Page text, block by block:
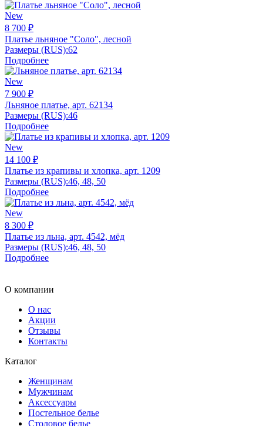
New
8 700 ₽
Платье льняное "Соло", лесной
Размеры (RUS):62
Подробнее
New
7 900 ₽
Льняное платье, арт. 62134
Размеры (RUS):46
Подробнее
New
14 100 ₽
Платье из крапивы и хлопка, арт. 1209
Размеры (RUS):46, 48, 50
Подробнее
New
8 300 ₽
Платье из льна, арт. 4542, мёд
Размеры (RUS):46, 48, 50
Подробнее
О компании
О нас
Акции
Отзывы
Контакты
Каталог
Женщинам
Мужчинам
Аксессуары
Постельное белье
Столовое белье